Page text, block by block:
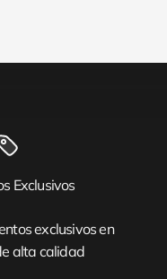
Exclusivos
exclusivos en
alta calidad